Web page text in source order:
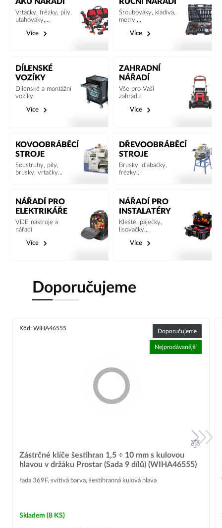
AKU NÁŘADÍ
Vrtačky, frézky, pily,
utahováky,...
Více
RUČNÍ NÁŘADÍ
Šroubováky, kladiva,
metry,...
Více
DÍLENSKÉ
VOZÍKY
Dílenské a montážní
vozíky
Více
ZAHRADNÍ
NÁŘADÍ
Vše pro Vaši
zahradu
Více
KOVOOBRÁBĚCÍ
STROJE
Soustruhy, pily,
brusky, vrtačky...
DŘEVOOBRÁBĚCÍ
STROJE
Brusky, dlabačky,
frézky...
NÁŘADÍ PRO
ELEKTRIKÁŘE
VDE nástroje a
nářadí
Více
NÁŘADÍ PRO
INSTALATÉRY
Kleště, páječky,
lisovačky...
Více
Doporučujeme
Kód: WIHA46555 Doporučujeme
Nejprodávanější
Zástrčné klíče šestihran 1,5 ÷ 10 mm s kulovou
hlavou v držáku Prostar (Sada 9 dílů) (WIHA46555)
řada 369F, svítivá barva, šestihranná kulová hlava
Skladem (8 KS)